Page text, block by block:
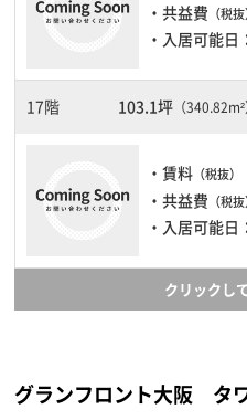
・共益費 （税抜
・入居可能日
17階 103.1坪 （340.82m²
・賃料 （税抜）
・共益費 （税抜
・入居可能
クリックし
グランフロント大阪 タ